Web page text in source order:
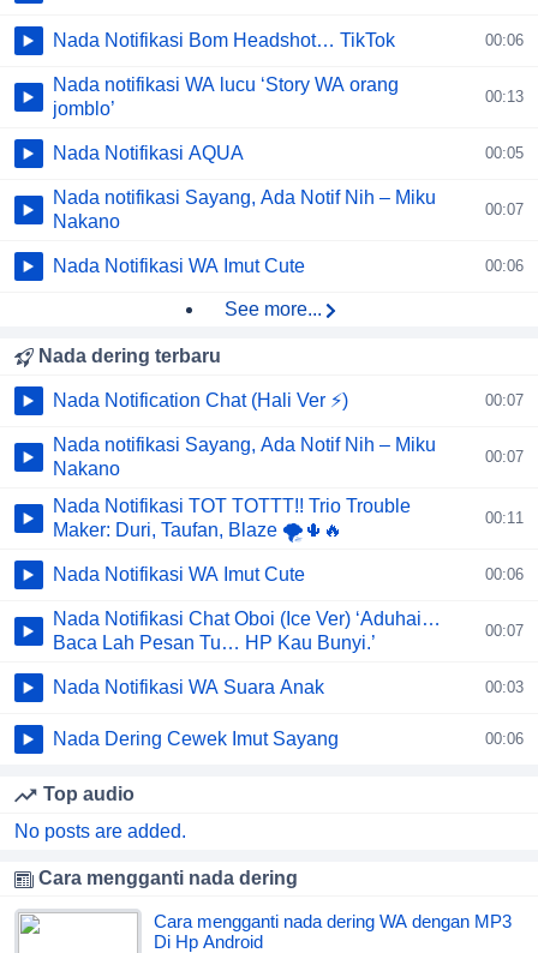
Nada Notifikasi Bom Headshot… TikTok 00:06
Nada notifikasi WA lucu ‘Story WA orang
jomblo’
00:13
Nada Notifikasi AQUA 00:05
Nada notifikasi Sayang, Ada Notif Nih – Miku
Nakano
00:07
Nada Notifikasi WA Imut Cute 00:06
See more...
Nada dering terbaru
Nada Notification Chat (Hali Ver ⚡) 00:07
Nada notifikasi Sayang, Ada Notif Nih – Miku
Nakano
00:07
Nada Notifikasi TOT TOTTT!! Trio Trouble
Maker: Duri, Taufan, Blaze 🌪️🌵🔥
00:11
Nada Notifikasi WA Imut Cute 00:06
Nada Notifikasi Chat Oboi (Ice Ver) ‘Aduhai…
Baca Lah Pesan Tu… HP Kau Bunyi.’
00:07
Nada Notifikasi WA Suara Anak 00:03
Nada Dering Cewek Imut Sayang 00:06
Top audio
No posts are added.
Cara mengganti nada dering
Cara mengganti nada dering WA dengan MP3
Di Hp Android